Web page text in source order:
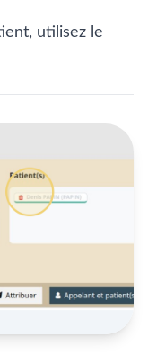
utilisez le